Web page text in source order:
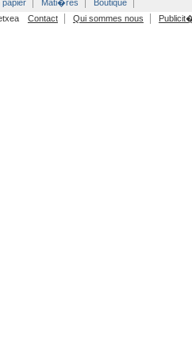
papier Mati�res
Boutique
Contact Qui sommes nous